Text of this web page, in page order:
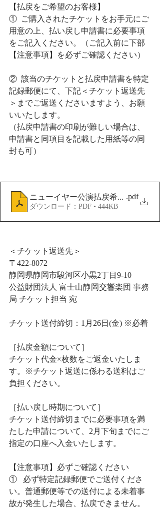
【払戻をご希望のお客様】
①  ご購入されたチケットをお手元にご
用意の上、払い戻し申請書に必要事項
をご記入ください。（ご記入前に下部
【注意事項】を必ずご確認ください）
②  該当のチケットと払戻申請書を特定
記録郵便にて、下記＜チケット返送先
＞までご返送くださいますよう、お願
いいたします。
（払戻申請書の印刷が難しい場合は、
申請書と同項目を記載した用紙等の同
封も可）
ニューイヤー公演払戻希望申請書
.pdf
ダウンロード：PDF • 444KB
＜チケット返送先＞
〒422-8072
静岡県静岡市駿河区小黒2丁目9-10
公益財団法人 富士山静岡交響楽団 事務
局 チケット担当 宛
チケット送付締切：1月26日(金) ※必着
［払戻金額について］
チケット代金×枚数をご返金いたしま
す。※チケット返送に係わる送料はご
負担ください。
［払い戻し時期について］
チケット送付締切までに必要事項を満
たした申請について、2月下旬までにご
指定の口座へ入金いたします。
【注意事項】必ずご確認ください
①   必ず特定記録郵便でご送付くださ
い。普通郵便等での送付による未着事
故が発生した場合、払戻できません。